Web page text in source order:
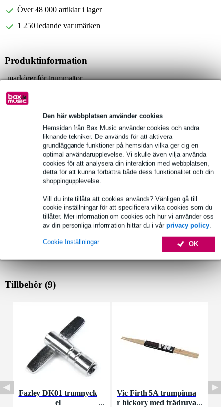
Den här webbplatsen använder cookies
Hemsidan från Bax Music använder cookies och andra
liknande tekniker. De används för att aktivera
grundläggande funktioner på hemsidan vilka ger dig en
optimal användarupplevelse. Vi skulle även vilja använda
cookies för att analysera din interaktion med webbplatsen,
detta för att kunna förbättra både dess funktionalitet och din
shoppingupplevelse.
Vill du inte tillåta att cookies används? Vänligen gå till
cookie inställningar för att specificera vilka cookies som du
tillåter. Mer information om cookies och hur vi använder oss
av din personliga information hittar du i vår privacy policy.
OK
Cookie Inställningar
Över 48 000 artiklar i lager
1 250 ledande varumärken
Produktinformation
markörer för trummattor
30 x fotmarkörer numrerade 1-10, 3 av varje
10 x motsvarande stativmarkörer numrerade 1-10
Fullständiga specifikationer
Se även (1)
Tillbehör (9)
Fazley DK01 trumnyck
el
Vic Firth 5A trumpinna
r hickory med trädruva